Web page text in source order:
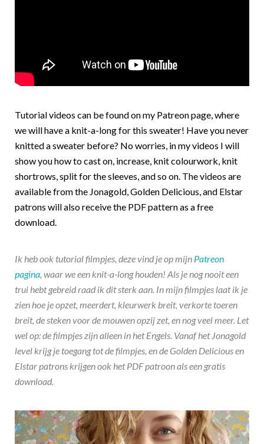
Tutorial videos can be found on my Patreon page, where
we will have a knit-a-long for this sweater! Have you never
knitted a sweater before? No worries, in my videos I will
show you how to cast on, increase, knit colourwork, knit
shortrows, split for the sleeves, and so on. The videos are
available from the Jonagold, Golden Delicious, and Elstar
patrons will also receive the PDF pattern as a free
download.
Ik heb ook tutorial filmpjes, deze vind je op mijn Patreon
pagina, waar we een knit-a-long houden! Als je nog nooit een
trui hebt gebreid raad ik dit sterk aan. In mijn filmpjes laat ik je
zien hoe je opzet, meerdert, kleurwerk breit, verkorte toeren
breit, de steken voor de mouwen opzij zet, en nog veel meer. Let
wel op: de filmpjes zijn alleen in het Engels. Vanaf het Jonagold
level krijg je toegang tot de filmpjes, en de Golden Delicious en
Elstar patrons krijgen ook het PDF patroon als een gratis
download.